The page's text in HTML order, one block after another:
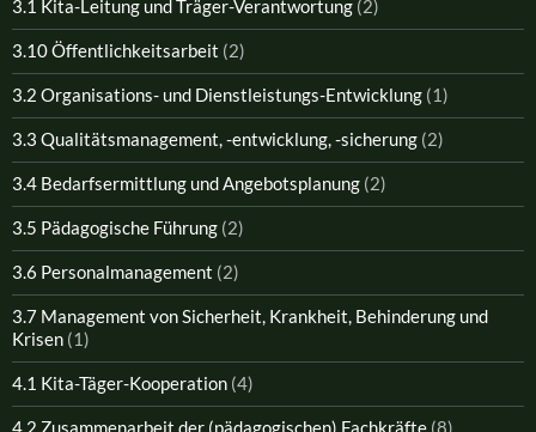
3.1 Kita-Leitung und Träger-Verantwortung (2)
3.10 Öffentlichkeitsarbeit (2)
3.2 Organisations- und Dienstleistungs-Entwicklung (1)
3.3 Qualitätsmanagement, -entwicklung, -sicherung (2)
3.4 Bedarfsermittlung und Angebotsplanung (2)
3.5 Pädagogische Führung (2)
3.6 Personalmanagement (2)
3.7 Management von Sicherheit, Krankheit, Behinderung und
Krisen (1)
4.1 Kita-Täger-Kooperation (4)
4.2 Zusammenarbeit der (pädagogischen) Fachkräfte (8)